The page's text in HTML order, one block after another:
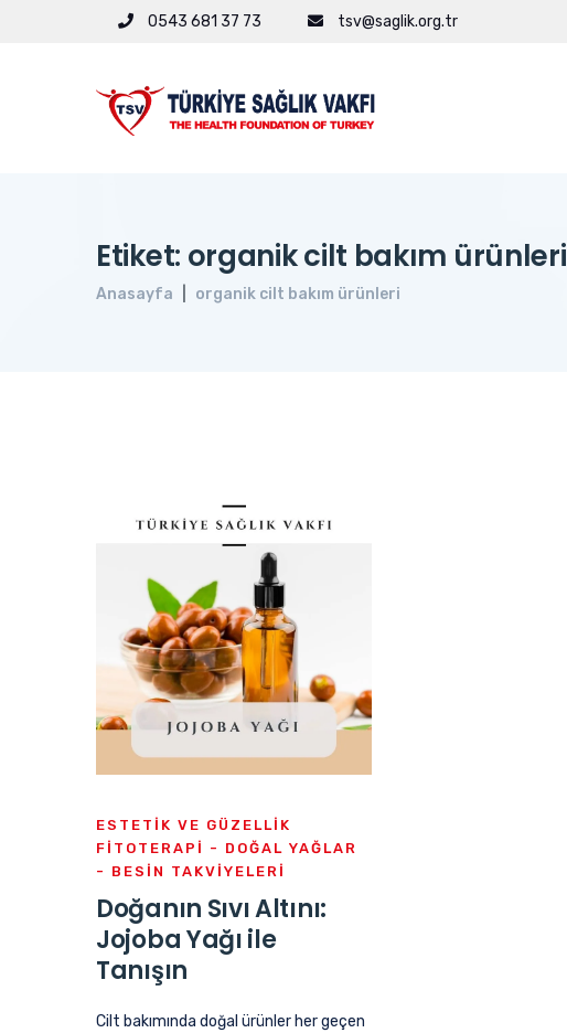
0543 681 37 73 tsv@saglik.org.tr
Etiket: organik cilt bakım ürünleri
Anasayfa organik cilt bakım ürünleri
ESTETIK VE GÜZELLIK
FITOTERAPI - DOĞAL YAĞLAR
- BESIN TAKVIYELERI
Doğanın Sıvı Altını:
Jojoba Yağı ile
Tanışın
Cilt bakımında doğal ürünler her geçen